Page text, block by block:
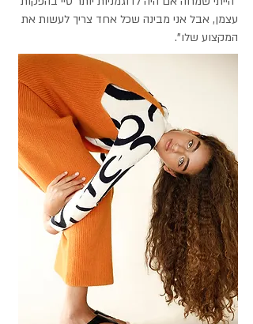
עצמן, אבל אני מבינה שכל אחד צריך לעשות את
המקצוע שלו".